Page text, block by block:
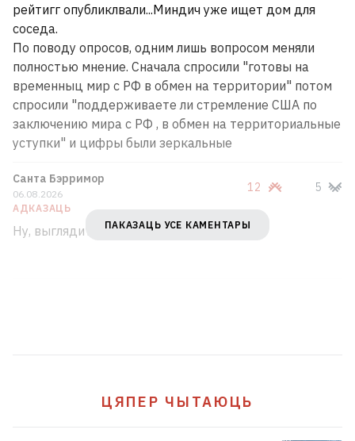
рейтигг опубликлвали...Миндич уже ищет дом для
соседа.
По поводу опросов, одним лишь вопросом меняли
полностью мнение. Сначала спросили "готовы на
временныц мир с РФ в обмен на территории" потом
спросили "поддерживаете ли стремление США по
заключению мира с РФ , в обмен на территориальные
уступки" и цифры были зеркальные
Санта Бэрримор
06.08.2026
АДКАЗАЦЬ
12 5
Ну, выглядит правдоподобно.
ПАКАЗАЦЬ УСЕ КАМЕНТАРЫ
ЦЯПЕР ЧЫТАЮЦЬ